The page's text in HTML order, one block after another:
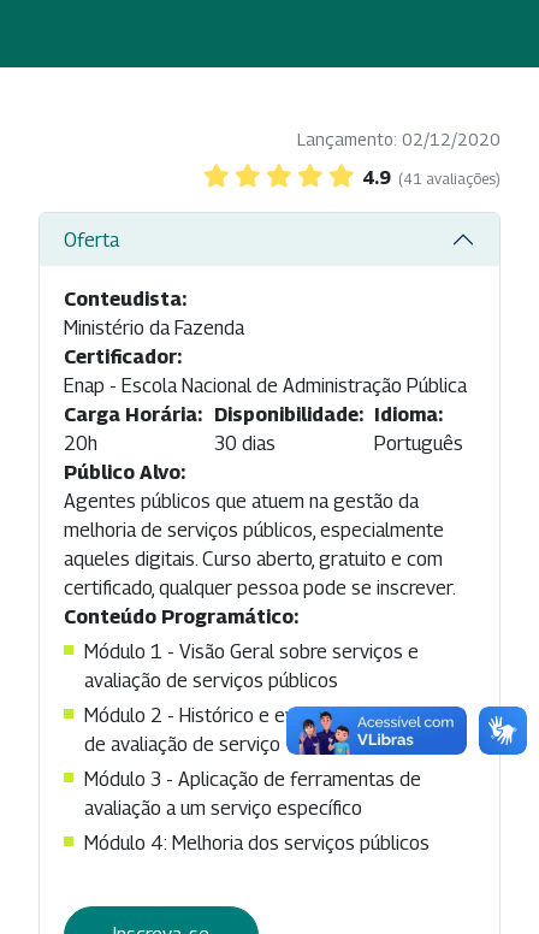
Lançamento: 02/12/2020
4.9 (41 avaliações)
Oferta
Conteudista:
Ministério da Fazenda
Certificador:
Enap - Escola Nacional de Administração Pública
Carga Horária:
20h
Disponibilidade:
30 dias
Idioma:
Português
Público Alvo:
Agentes públicos que atuem na gestão da
melhoria de serviços públicos, especialmente
aqueles digitais. Curso aberto, gratuito e com
certificado, qualquer pessoa pode se inscrever.
Conteúdo Programático:
Módulo 1 - Visão Geral sobre serviços e
avaliação de serviços públicos
Módulo 2 - Histórico e evolução dos modelos
de avaliação de serviço
Módulo 3 - Aplicação de ferramentas de
avaliação a um serviço específico
Módulo 4: Melhoria dos serviços públicos